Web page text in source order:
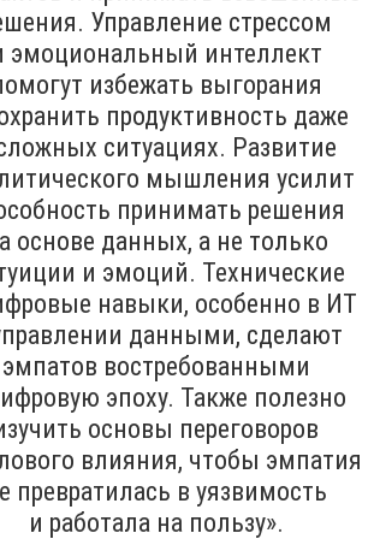
Управление стрессом
эмоциональный интеллект
избежать выгорания
продуктивность даже
ситуациях. Развитие
мышления усилит
принимать решения
основе данных, а не только
и эмоций. Технические
навыки, особенно в ИТ
данными, сделают
эмпатов востребованными
эпоху. Также полезно
основы переговоров
влияния, чтобы эмпатия
превратилась в уязвимость
и работала на пользу».